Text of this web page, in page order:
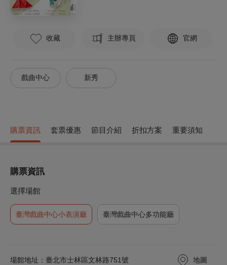
收藏 主辦專頁 官網
戲曲中心 新秀
購票資訊 套票優惠 節目介紹 折扣方案 重要須知
購票資訊
選擇場館
臺灣戲曲中心小表演廳 臺灣戲曲中心多功能廳
場館地址：臺北市士林區文林路751號 地圖